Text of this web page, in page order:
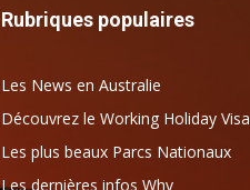
Rubriques populaires
Les News en Australie
Découvrez le Working Holiday Visa
Les plus beaux Parcs Nationaux
Les dernières infos Whv